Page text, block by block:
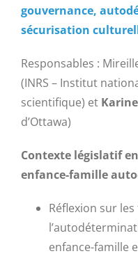
gouvernance,
sécurisation
Responsables :
(INRS – Institut
scientifique) et
d’Ottawa)
Contexte législatif
enfance-famille
Réflexion sur
enfance-famille